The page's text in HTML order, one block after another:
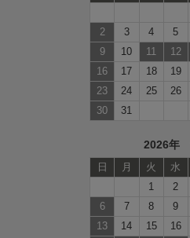
2
3 4 5
9
10 11 12
16
17 18 19
23
24 25 26
30
31
2026年
日 月 火 水
1
2
6
7 8 9
13
14 15 16